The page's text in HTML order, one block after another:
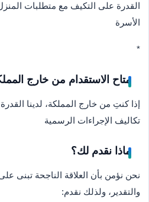
القدرة على التكيف مع متطلبات
الأسرة
*
متاح الاستقدام من خارج
إذا كنتِ من خارج المملكة، لدينا
تكاليف الإجراءات الرسمية
ماذا نقدم لك؟
نحن نؤمن بأن العلاقة الناجحة تبنى على
والتقدير، ولذلك نقدم: